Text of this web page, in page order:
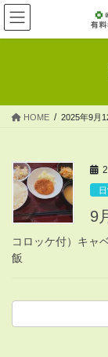
コ
ン
テ
ス
ナ
ビ
ゲ
ン
HOME 2025年9月
9
コロッケ付）キャ
飯